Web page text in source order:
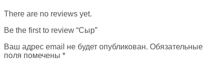
There are no reviews yet.
Be the first to review “Сыр”
Ваш адрес email не будет опубликован. Обязательные
поля помечены *